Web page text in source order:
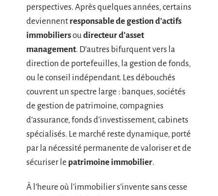
perspectives. Après quelques années, certains
deviennent responsable de gestion d’actifs
immobiliersou directeur d’asset
management. D’autres bifurquent vers la
direction de portefeuilles, la gestion de fonds,
ou le conseil indépendant. Les débouchés
couvrent un spectre large : banques, sociétés
de gestion de patrimoine, compagnies
d’assurance, fonds d’investissement, cabinets
spécialisés. Le marché reste dynamique, porté
par la nécessité permanente de valoriser et de
sécuriser le patrimoine immobilier.
À l’heure où l’immobilier s’invente sans cesse